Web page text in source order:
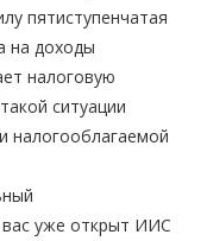
пятиступенчатая
на доходы
налоговую
ситуации
налогооблагаемой
вас уже открыт ИИС